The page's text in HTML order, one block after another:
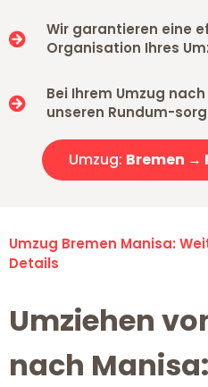
Wir garantieren eine
Organisation Ihres
Bei Ihrem Umzug
unseren Rundum-
Umzug: Bremen →
Umzug Bremen Manisa:
Details
Umziehen
nach